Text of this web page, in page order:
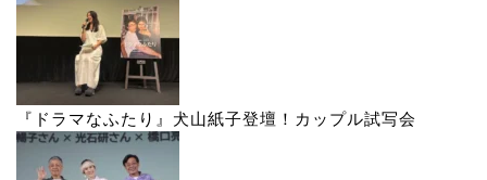
『ドラマなふたり』犬山紙子登壇！カップル試写会